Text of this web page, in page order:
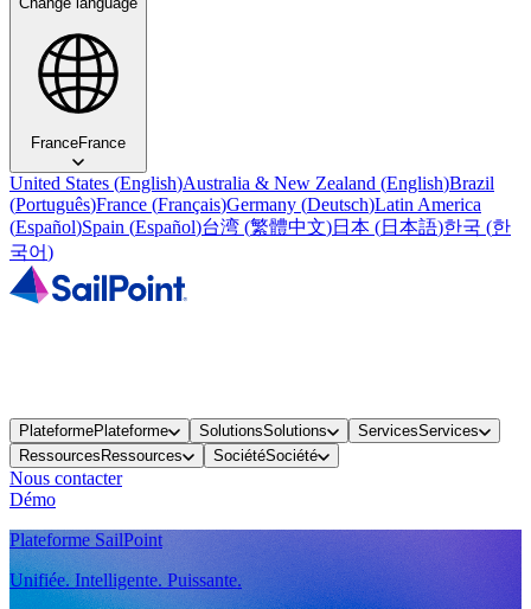
FranceFrance
United States (English)Australia & New Zealand (English)Brazil
(Português)France (Français)Germany (Deutsch)Latin America
(Español)Spain (Español)台湾 (繁體中文)日本 (日本語)한국 (한
국어)
PlateformePlateforme SolutionsSolutions ServicesServices
Ressources Ressources SociétéSociété
Nous contacter
Démo
Plateforme SailPoint
Unifiée. Intelligente. Puissante.